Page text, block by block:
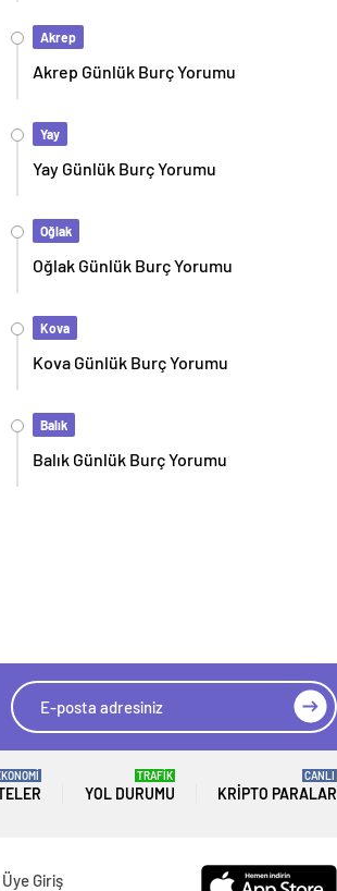
Akrep
Akrep Günlük Burç Yorumu
Yay
Yay Günlük Burç Yorumu
Oğlak
Oğlak Günlük Burç Yorumu
Kova
Kova Günlük Burç Yorumu
Balık
Balık Günlük Burç Yorumu
YOL DURUMU
TRAFİK
KRIPTO PARALAR
CANLI
Üye Giriş